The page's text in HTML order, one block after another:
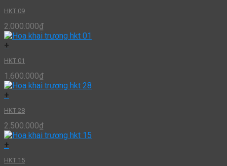
HKT 09
2.000.000₫
+
HKT 01
1.600.000₫
+
HKT 28
2.500.000₫
+
HKT 15